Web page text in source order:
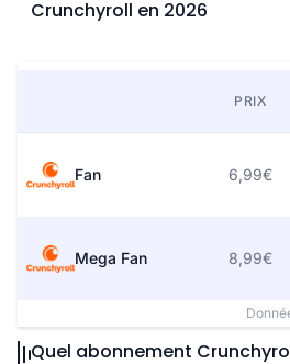
Crunchyroll en 2026
PRIX
Fan 6,99€
Mega Fan 8,99€
Quel abonnement